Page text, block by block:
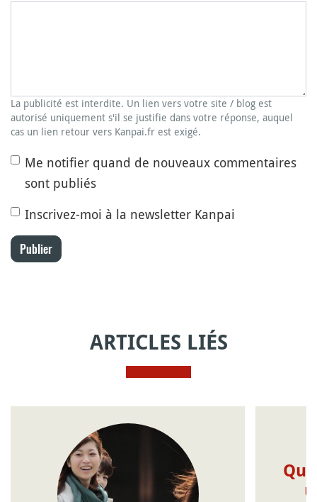
La publicité est interdite. Un lien vers votre site / blog est
autorisé uniquement s'il se justifie dans votre réponse, auquel
cas un lien retour vers Kanpai.fr est exigé.
Me notifier quand de nouveaux commentaires
sont publiés
Inscrivez-moi à la newsletter Kanpai
Publier
ARTICLES LIÉS